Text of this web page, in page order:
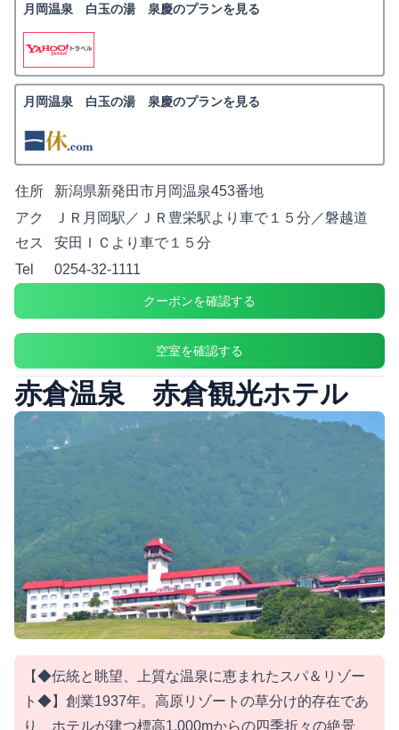
月岡温泉 白玉の湯 泉慶のプランを見る
月岡温泉 白玉の湯 泉慶のプランを見る
住所
新潟県新発田市月岡温泉453番地
アク
セス
ＪＲ月岡駅／ＪＲ豊栄駅より車で１５分／磐越道
安田ＩＣより車で１５分
Tel
0254-32-1111
クーポンを確認する
空室を確認する
赤倉温泉 赤倉観光ホテル
【◆伝統と眺望、上質な温泉に恵まれたスパ＆リゾー
ト◆】創業1937年。高原リゾートの草分け的存在であ
り、ホテルが建つ標高1,000mからの四季折々の絶景、